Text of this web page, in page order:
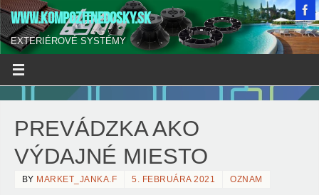
WWW.KOMPOZITNEDOSKY.SK
EXTERIÉROVÉ SYSTÉMY
PREVÁDZKA AKO
VÝDAJNÉ MIESTO
BY MARKET_JANKA.F 5. FEBRUÁRA 2021 OZNAM